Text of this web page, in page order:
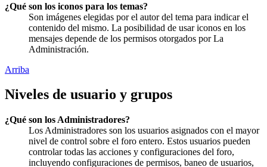
¿Qué son los iconos para los temas?
Son imágenes elegidas por el autor del tema para indicar el
contenido del mismo. La posibilidad de usar iconos en los
mensajes depende de los permisos otorgados por La
Administración.
Arriba
Niveles de usuario y grupos
¿Qué son los Administradores?
Los Administradores son los usuarios asignados con el mayor
nivel de control sobre el foro entero. Estos usuarios pueden
controlar todas las acciones y configuraciones del foro,
incluyendo configuraciones de permisos, baneo de usuarios,